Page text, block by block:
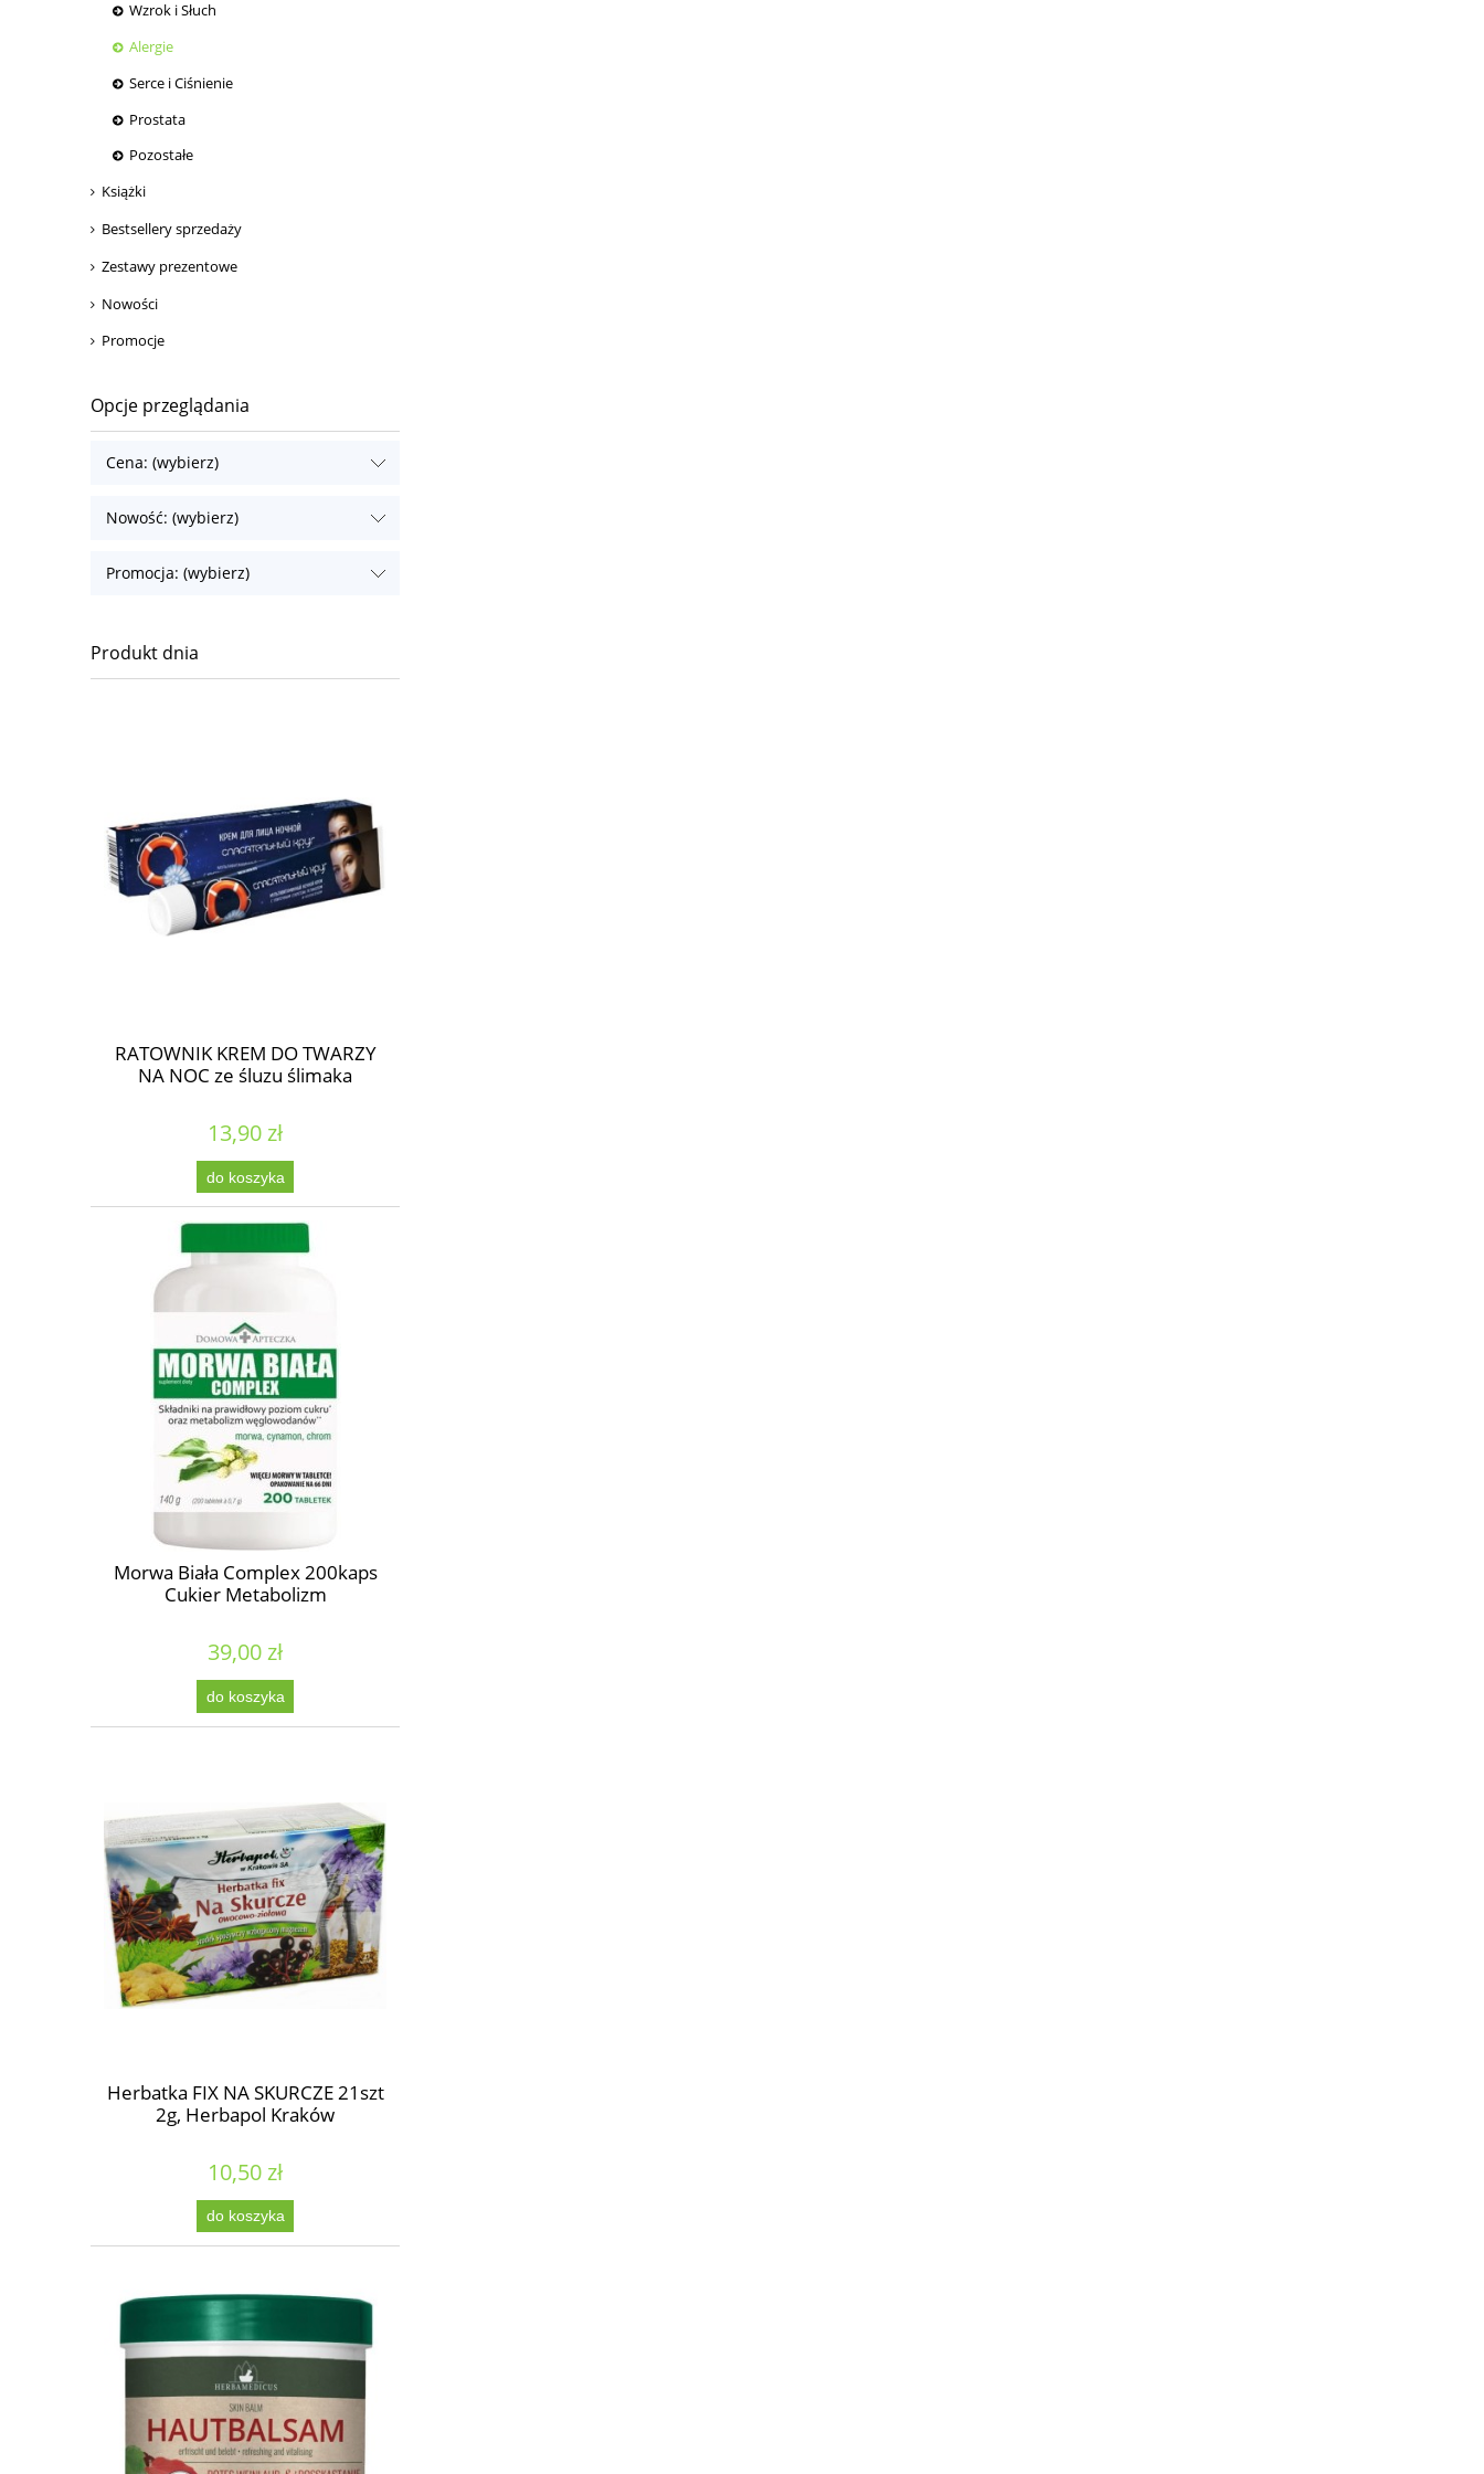
Wzrok i Słuch
Alergie
Serce i Ciśnienie
Prostata
Pozostałe
Książki
Bestsellery sprzedaży
Zestawy prezentowe
Nowości
Promocje
Opcje przeglądania
Cena: (wybierz)
Nowość: (wybierz)
Promocja: (wybierz)
Produkt dnia
RATOWNIK KREM DO TWARZY
NA NOC ze śluzu ślimaka
13,90 zł
do koszyka
Morwa Biała Complex 200kaps
Cukier Metabolizm
39,00 zł
do koszyka
Herbatka FIX NA SKURCZE 21szt
2g, Herbapol Kraków
10,50 zł
do koszyka